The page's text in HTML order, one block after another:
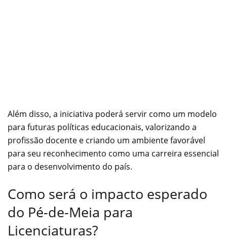
Além disso, a iniciativa poderá servir como um modelo
para futuras políticas educacionais, valorizando a
profissão docente e criando um ambiente favorável
para seu reconhecimento como uma carreira essencial
para o desenvolvimento do país.
Como será o impacto esperado
do Pé-de-Meia para
Licenciaturas?